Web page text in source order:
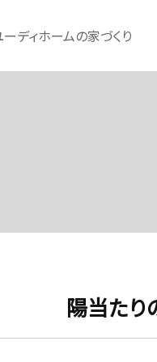
ーディホームの家づくり
陽当たり